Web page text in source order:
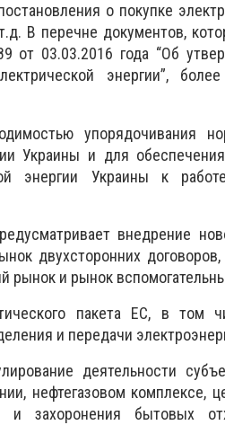
о покупке
В перечне документов,
03.03.2016 года “Об
энергии”,
упорядочивания
Украины и для
энергии Украины к
внедрение
двухсторонних договоров,
рынок и рынок
пакета ЕС, в том
и передачи
деятельности
нефтегазовом комплексе,
и захоронения бытовых